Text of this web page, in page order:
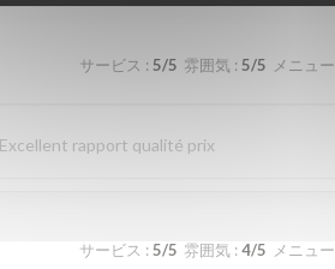
サービス : 5/5 雰囲気 : 5/5 メニュー
rapport qualité prix
サービス : 5/5 雰囲気: 4/5 メニュー